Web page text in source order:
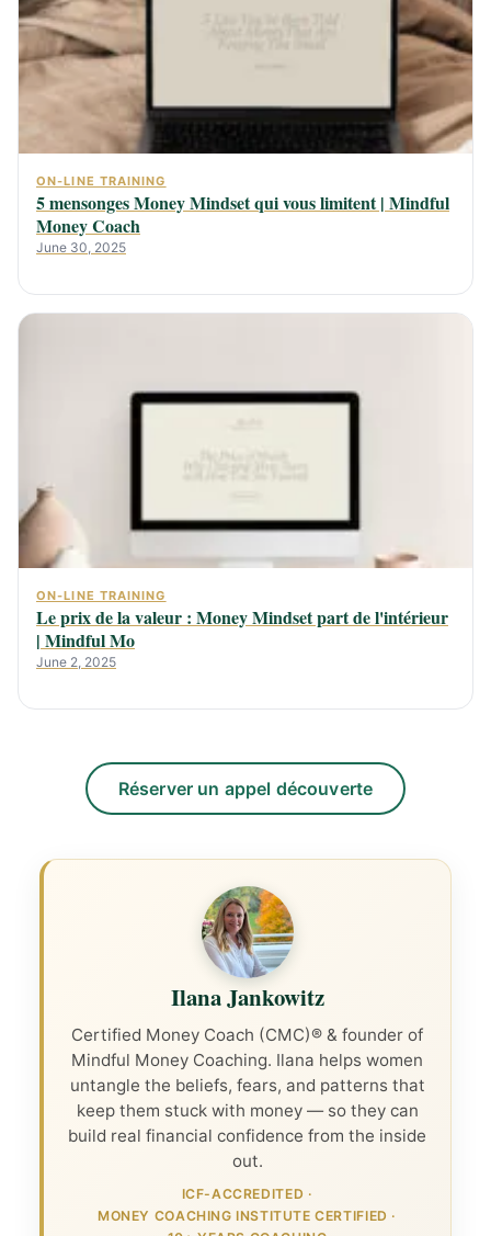
ON-LINE TRAINING
5 mensonges Money Mindset qui vous limitent | Mindful
Money Coach
June 30, 2025
ON-LINE TRAINING
Le prix de la valeur : Money Mindset part de l'intérieur
| Mindful Mo
June 2, 2025
Réserver un appel découverte
Ilana Jankowitz
Certified Money Coach (CMC)® & founder of
Mindful Money Coaching. Ilana helps women
untangle the beliefs, fears, and patterns that
keep them stuck with money — so they can
build real financial confidence from the inside
out.
ICF-ACCREDITED ·
MONEY COACHING INSTITUTE CERTIFIED ·